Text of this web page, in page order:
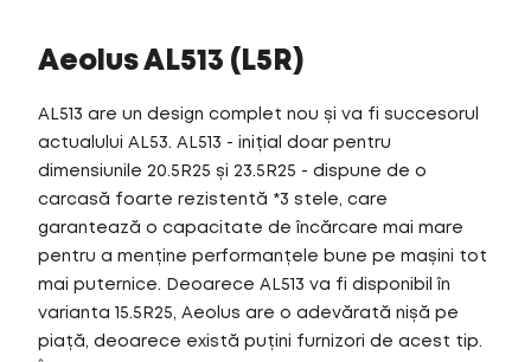
Aeolus AL513 (L5R)
AL513 are un design complet nou și va fi succesorul
actualului AL53. AL513 - inițial doar pentru
dimensiunile 20.5R25 și 23.5R25 - dispune de o
carcasă foarte rezistentă *3 stele, care
garantează o capacitate de încărcare mai mare
pentru a menține performanțele bune pe mașini tot
mai puternice. Deoarece AL513 va fi disponibil în
varianta 15.5R25, Aeolus are o adevărată nișă pe
piață, deoarece există puțini furnizori de acest tip.